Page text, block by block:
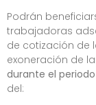
Podrán
trabajadoras
de cotización de
exoneración de
durante el
del: